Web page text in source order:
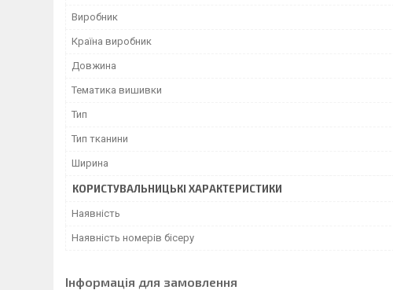
Виробник
Країна виробник
Довжина
Тематика вишивки
Тип
Тип тканини
Ширина
КОРИСТУВАЛЬНИЦЬКІ ХАРАКТЕРИСТИКИ
Наявність
Наявність номерів бісеру
Інформація для замовлення